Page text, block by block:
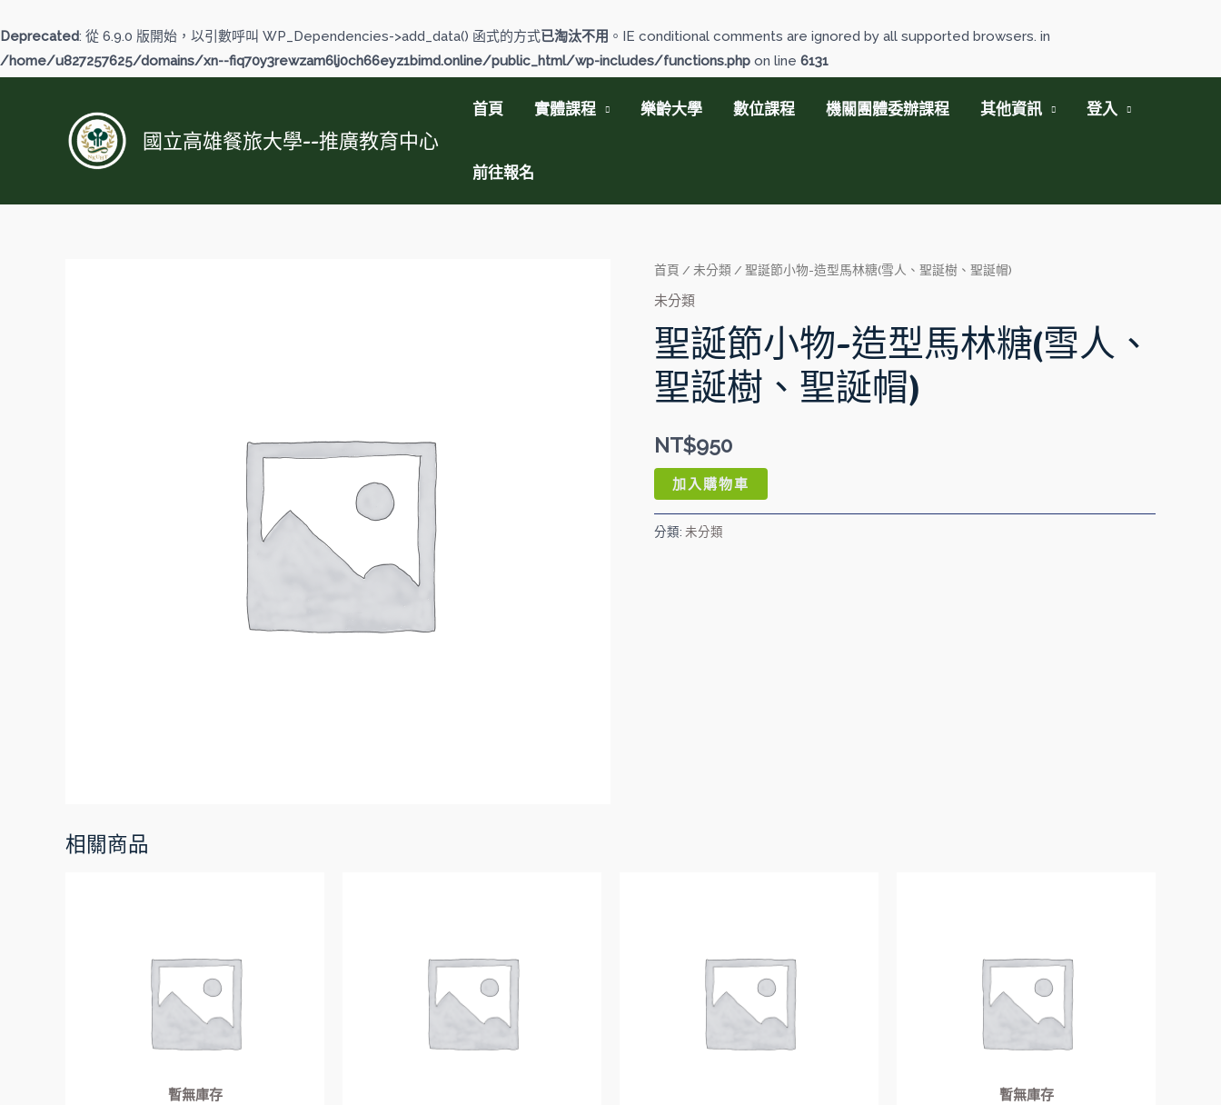
Deprecated: 從 6.9.0 版開始，以引數呼叫 WP_Dependencies->add_data() 函式的方式已淘汰不用 。IE conditional comments are ignored by all supported browsers. in
/home/u827257625/domains/xn--fiq70y3rewzam6lj0ch66eyz1bimd.online/public_html/wp-includes/functions.php on line 6131
至
主
國立高雄餐旅大學--推廣教育中心
首頁 實體課程 樂齡大學 數位課程 機關團體委辦課程 其他資訊 登入
前往報名
首頁 / 未分類 / 聖誕節小物-造型馬林糖(雪人、聖誕樹、聖誕帽)
未分類
聖誕節小物-造型馬林糖(雪人、
聖誕樹、聖誕帽)
NT$950
聖
誕
小
物-
造
馬
林
(雪
人、
加入購物車
分類: 未分類
相關商品
暫無庫存 暫無庫存